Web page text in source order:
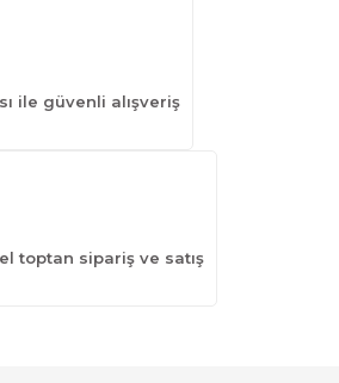
ile güvenli alışveriş
toptan sipariş ve satış